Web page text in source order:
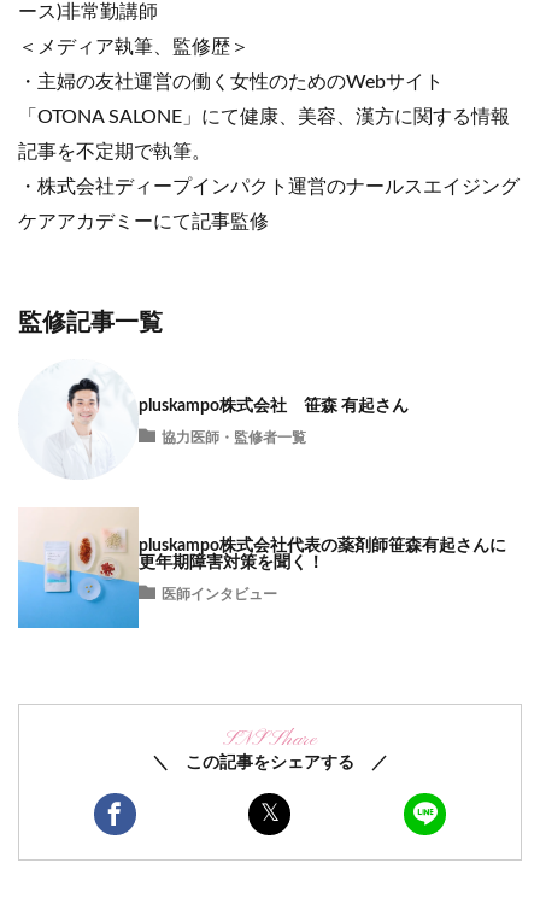
ース)非常勤講師
＜メディア執筆、監修歴＞
・主婦の友社運営の働く女性のためのWebサイト
「OTONA SALONE」にて健康、美容、漢方に関する情報
記事を不定期で執筆。
・株式会社ディープインパクト運営のナールスエイジング
ケアアカデミーにて記事監修
監修記事一覧
pluskampo株式会社 笹森 有起さん
協力医師・監修者一覧
pluskampo株式会社代表の薬剤師笹森有起さんに
更年期障害対策を聞く！
医師インタビュー
SNS Share
＼ この記事をシェアする ／